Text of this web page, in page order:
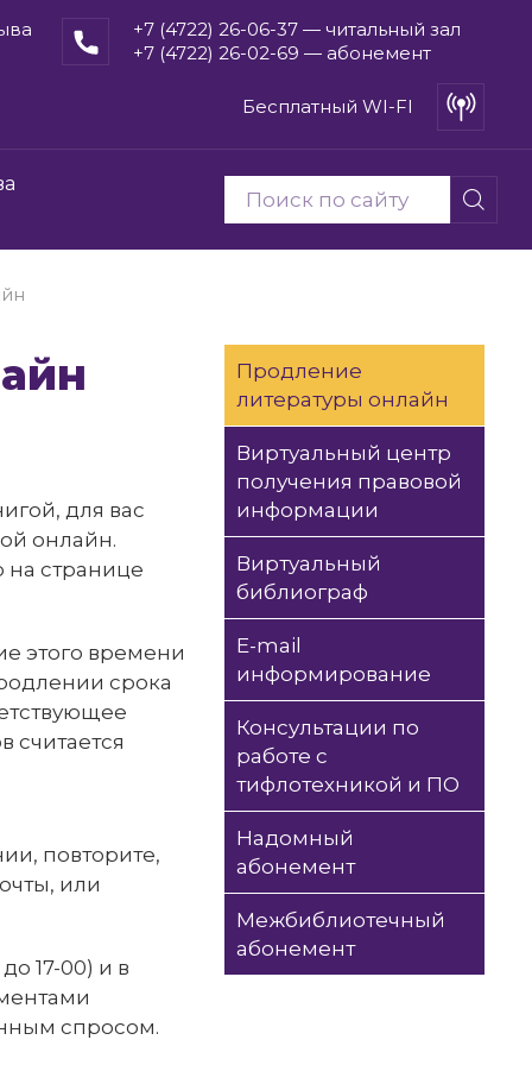
+7 (4722) 26-06-37 — читальный зал
+7 (4722) 26-02-69 — абонемент
Бесплатный WI-FI
для вас
онлайн.
на странице
этого времени
срока
считается
повторите,
или
17-00) и в
спросом.
Продление
литературы онлайн
Виртуальный центр
получения правовой
информации
Виртуальный
библиограф
E-mail
информирование
Консультации по
работе с
тифлотехникой и ПО
Надомный
абонемент
Межбиблиотечный
абонемент